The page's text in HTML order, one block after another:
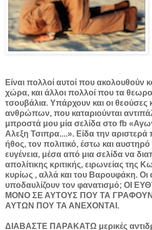
Είναι πολλοί αυτοί που ακολουθούν
χώρα, και άλλοι πολλοί που τα
τσουβάλια. Υπάρχουν και οι θεούσες
ανθρώπων, που καταριούνται
μπροστά μου μία σελίδα στο fb
Αλεξη Τσιπρα....». Eίδα την
ήθος, τον πολιτικό, έστω και αυστηρό
ευγένεια, μέσα από μια σελίδα να
απολίτικης κριτικής, ειρωνείας της
κυρίως , αλλά και του Βαρουφάκη.
υποδαυλίζουν τον φανατισμό; ΟΙ
ΜΟΝΟ ΣΕ ΑΥΤΟΥΣ ΠΟΥ ΤΑ ΓΡΑΦΟΥΝ
ΑΥΤΩΝ ΠΟΥ ΤΑ ΑΝΕΧΟΝΤΑΙ.
ΔΙΑΒΑΣΤΕ ΠΑΡΑΚΑΤΩ μερικές